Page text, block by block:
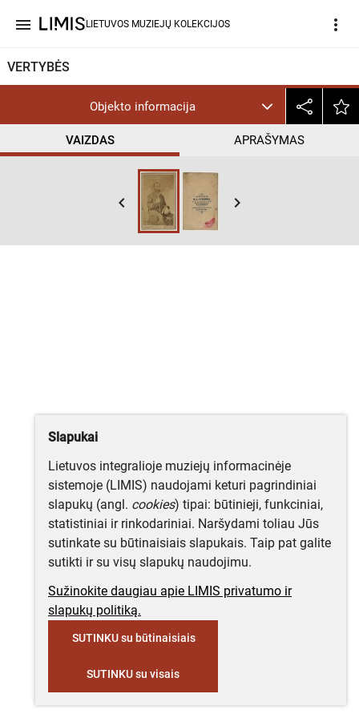
menu LIETUVOS MUZIEJŲ KOLEKCIJOS more_vert
VERTYBĖS
Objekto informacija
VAIZDAS APRAŠYMAS
keyboard_arrow_left keyboard_arrow_right
Slapukai
Lietuvos integralioje muziejų informacinėje
sistemoje (LIMIS) naudojami keturi pagrindiniai
slapukų (angl. cookies) tipai: būtinieji, funkciniai,
statistiniai ir rinkodariniai. Naršydami toliau Jūs
sutinkate su būtinaisiais slapukais. Taip pat galite
sutikti ir su visų slapukų naudojimu.
Sužinokite daugiau apie LIMIS privatumo ir
slapukų politiką.
SUTINKU su būtinaisiais
SUTINKU su visais